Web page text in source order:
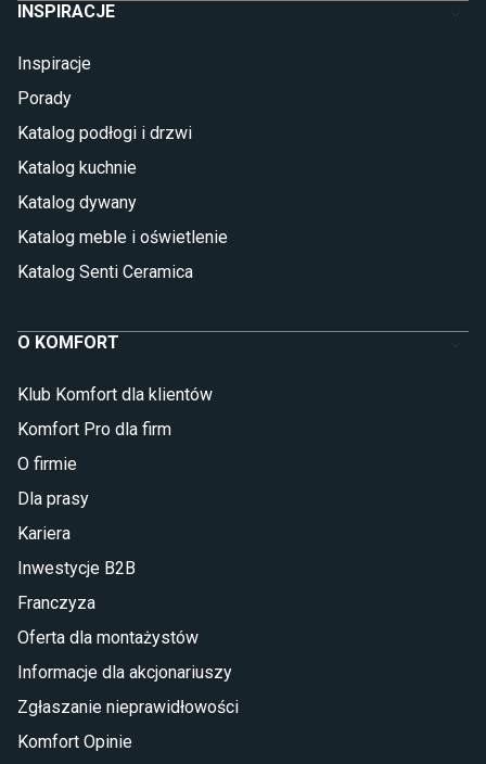
INSPIRACJE
Inspiracje
Porady
Katalog podłogi i drzwi
Katalog kuchnie
Katalog dywany
Katalog meble i oświetlenie
Katalog Senti Ceramica
O KOMFORT
Klub Komfort dla klientów
Komfort Pro dla firm
O firmie
Dla prasy
Kariera
Inwestycje B2B
Franczyza
Oferta dla montażystów
Informacje dla akcjonariuszy
Zgłaszanie nieprawidłowości
Komfort Opinie